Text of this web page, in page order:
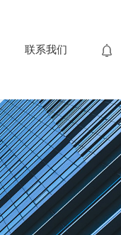
联系我们